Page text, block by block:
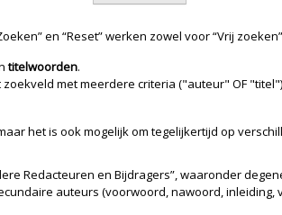
en “Reset” werken zowel voor “Vrij
titelwoorden.
met meerdere criteria ("auteur" OF
het is ook mogelijk om tegelijkertijd op
Redacteuren en Bijdragers”, waaronder
auteurs (voorwoord, nawoord, inleiding,